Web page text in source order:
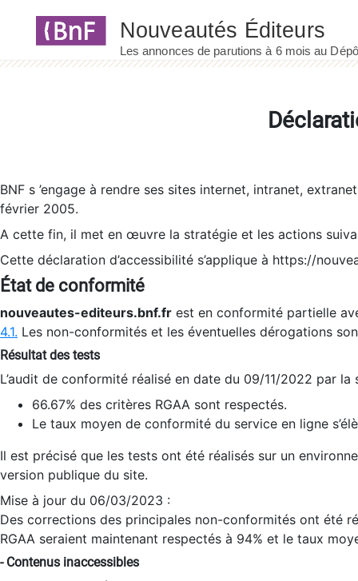
BNF s ’engage à rendre ses sites internet, intranet,
février 2005.
A cette fin, il met en œuvre la stratégie et les actions
Cette déclaration d’accessibilité s’applique à https://
État de conformité
nouveautes-editeurs.bnf.fr est en conformité partielle
4.1. Les non-conformités et les éventuelles dérogations
Résultat des tests
L’audit de conformité réalisé en date du 09/11/2022 par
66.67% des critères RGAA sont respectés.
Le taux moyen de conformité du service en ligne
Il est précisé que les tests ont été réalisés sur un
version publique du site.
Mise à jour du 06/03/2023 :
Des corrections des principales non-conformités ont été
RGAA seraient maintenant respectés à 94% et le taux
- Contenus inaccessibles